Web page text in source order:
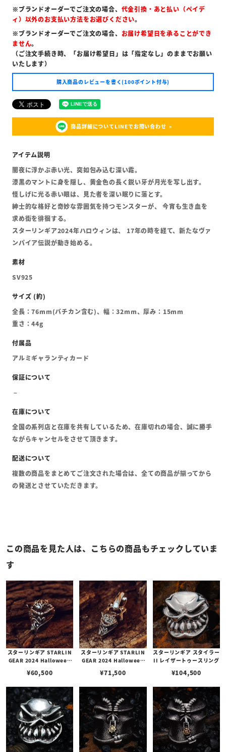
※ブランドオーダーでご注文の場合、 代金引換・あと払い（ペイデ
ィ）以外のお支払い方法をお選びください。
※ブランドオーダーでご注文の場合、 お届け希望日を承ることができ
ません。
（ご注文手続き時、「お届け希望日」は「指定なし」のままでお願い
いたします）
購入商品のレビューを書く(100ポイント付与)
商品詳細についてLINEでお問い合わせ
闇夜に浮かぶ赤い光、突如包み込む深い霧。
漆黒のマントに身を隠し、黄金色の長く鋭い牙が月光を写し出す。
怪しげに光る赤い眼は、見た者を深い眠りに落とす。
紳士的な格好と奇妙な雰囲気を持つモンスターが、 今宵も生き血を
求め街を徘徊する。
スターリンギア2024年ハロウィンは、 17年の時を経て、新たなヴァ
ンパイア伝説が動き始める。
SV925
全長：76mm(バチカン含む)、幅：32mm、厚み：15mm
重さ：44g
アルミギャランティカード
全国の系列店と在庫を共有しているため、在庫切れの場合、誠に勝手
ながらキャンセルをさせて頂きます。
複数の商品をまとめてご注文された場合は、全ての商品が揃ってから
の発送とさせていただきます。
この商品を見た人は、こちらの商品もチェックしていま
す
スターリンギア STARLIN
GEAR 2024 Halloween
¥60,500
スターリンギア STARLIN
GEAR 2024 Halloween
ペンダント
¥71,500
スターリンギア スタイラー
II レイザートゥースリング
¥104,500